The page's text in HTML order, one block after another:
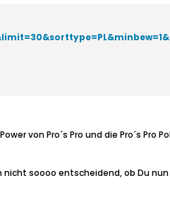
von Pro´s Pro und die Pro´s Pro
soooo entscheidend, ob Du nun